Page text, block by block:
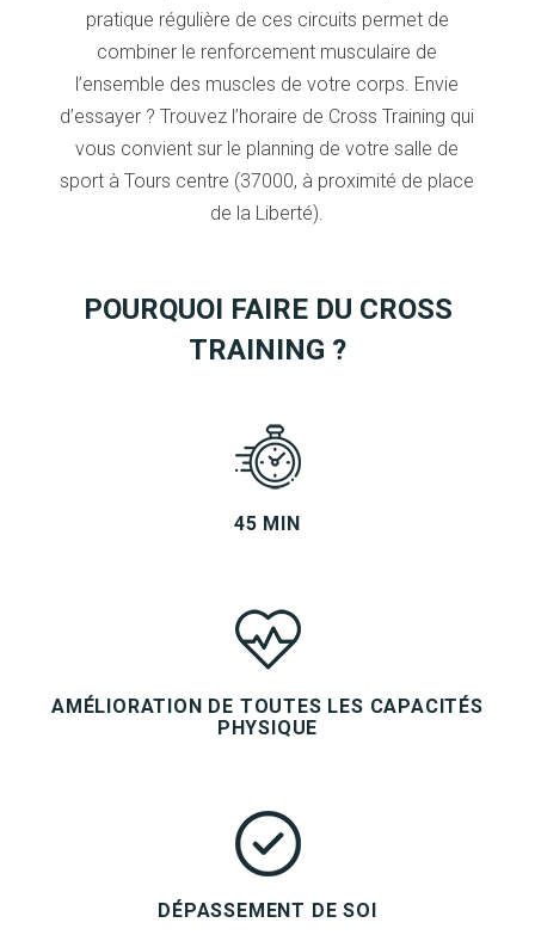
pratique régulière de ces circuits permet de
combiner le renforcement musculaire de
l’ensemble des muscles de votre corps. Envie
d’essayer ? Trouvez l’horaire de Cross Training qui
vous convient sur le planning de votre salle de
sport à Tours centre (37000, à proximité de place
de la Liberté).
POURQUOI FAIRE DU CROSS
TRAINING ?
45 MIN
AMÉLIORATION DE TOUTES LES CAPACITÉS
PHYSIQUE
DÉPASSEMENT DE SOI